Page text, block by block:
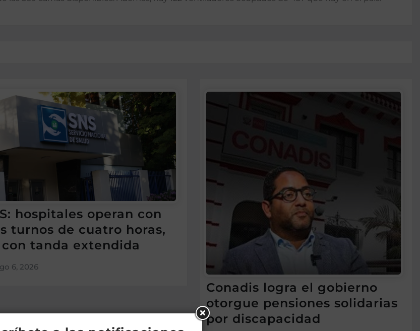
hospitales operan con
turnos de cuatro horas,
con tanda extendida
6, 2026
Conadis logra el gobierno
otorgue pensiones solidarias
por discapacidad